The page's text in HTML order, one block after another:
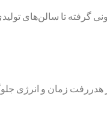
گرفته تا سالن‌های
هدررفت زمان و انرژی